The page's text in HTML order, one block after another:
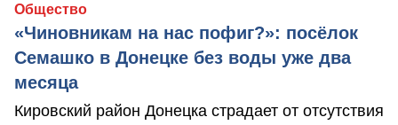
Общество
«Чиновникам на нас пофиг?»: посёлок
Семашко в Донецке без воды уже два
месяца
Кировский район Донецка страдает от отсутствия